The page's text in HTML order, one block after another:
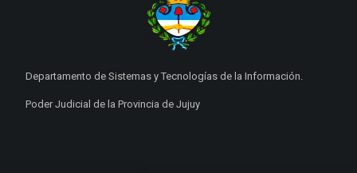
Departamento de Sistemas y Tecnologías de la Información.
Poder Judicial de la Provincia de Jujuy